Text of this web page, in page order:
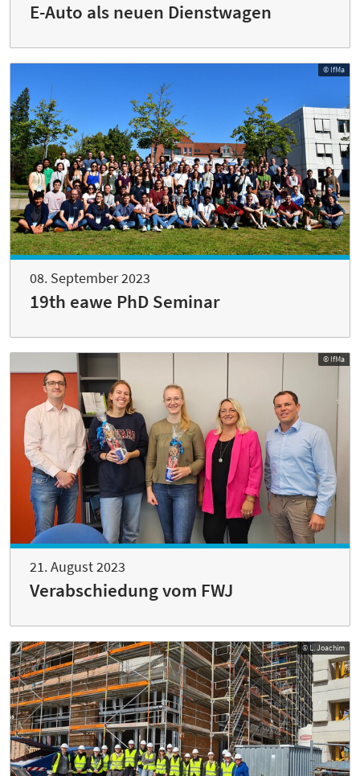
E-Auto als neuen Dienstwagen
© IfMa
08. September 2023
19th eawe PhD Seminar
© IfMa
21. August 2023
Verabschiedung vom FWJ
© L. Joachim